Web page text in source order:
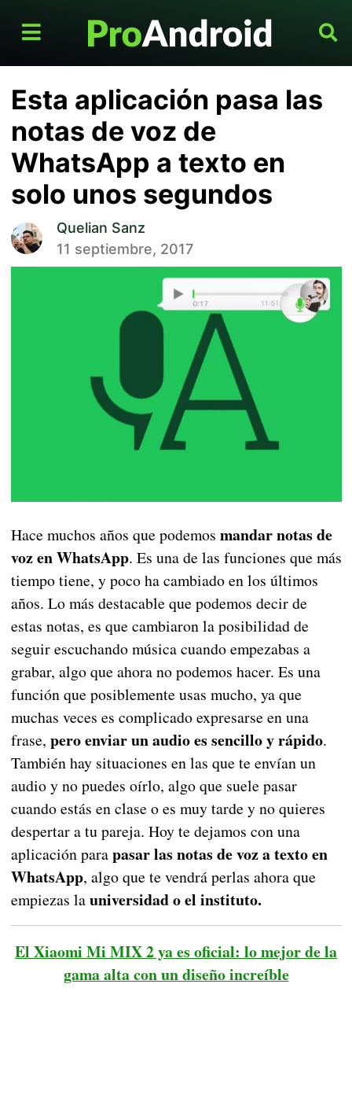
Esta aplicación pasa las
notas de voz de
WhatsApp a texto en
solo unos segundos
Quelian Sanz
11 septiembre, 2017
Hace muchos años que podemos mandar notas de
voz en WhatsApp. Es una de las funciones que más
tiempo tiene, y poco ha cambiado en los últimos
años. Lo más destacable que podemos decir de
estas notas, es que cambiaron la posibilidad de
seguir escuchando música cuando empezabas a
grabar, algo que ahora no podemos hacer. Es una
función que posiblemente usas mucho, ya que
muchas veces es complicado expresarse en una
frase, pero enviar un audio es sencillo y rápido.
También hay situaciones en las que te envían un
audio y no puedes oírlo, algo que suele pasar
cuando estás en clase o es muy tarde y no quieres
despertar a tu pareja. Hoy te dejamos con una
aplicación parapasar las notas de voz a texto en
WhatsApp, algo que te vendrá perlas ahora que
empiezas launiversidad o el instituto.
El Xiaomi Mi MIX 2 ya es oficial: lo mejor de la
gama alta con un diseño increíble